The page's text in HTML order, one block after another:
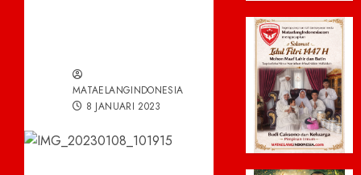
MATAELANGINDONESIA
8 JANUARI 2023